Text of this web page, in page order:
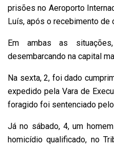
prisões no Aeroporto
Luís, após o recebimento de
Em ambas as
desembarcando na capital
Na sexta, 2, foi dado
expedido pela Vara de
foragido foi sentenciado
Já no sábado, 4, um
homicídio qualificado, no